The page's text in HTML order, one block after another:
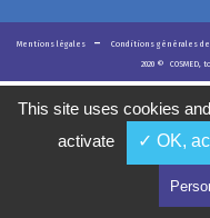
Mentions légales Conditions générales
2020 ©
This site uses cookies
activate
✓ OK,